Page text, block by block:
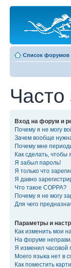
Список форумов
Вход на форум и
Почему я не могу
Зачем вообще
Почему мне
Как сделать, чтобы
Я забыл пароль!
Я только что
Я давно
Что такое COPPA?
Почему я не могу
Для чего
Параметры и
Как изменить мои
На форуме
Я изменил часовой
Моего языка нет в
Как поместить